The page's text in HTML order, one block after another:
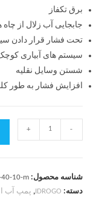
برق تکفاز
جابجایی آب زلال از
تحت فشار قرار دادن
سیستم های آبیاری
شستن وسایل نقلیه
افزایش فشار به طور
-
+
شناسه محصول:10-m
دسته: IDROGO
, پمپ آب